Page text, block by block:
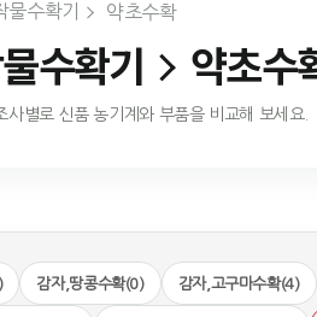
물수확기 약초수확
수확기 약초수
사별로 신품 농기계와 부품을 비교해 보세요.
감자,땅콩수확(0) 감자,고구마수확(4)